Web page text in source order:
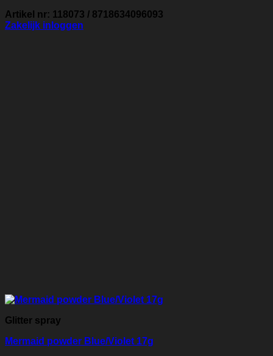
Artikel nr: 118073 / 8718634096093
Zakelijk inloggen
Glitter spray
Mermaid powder Blue/Violet 17g